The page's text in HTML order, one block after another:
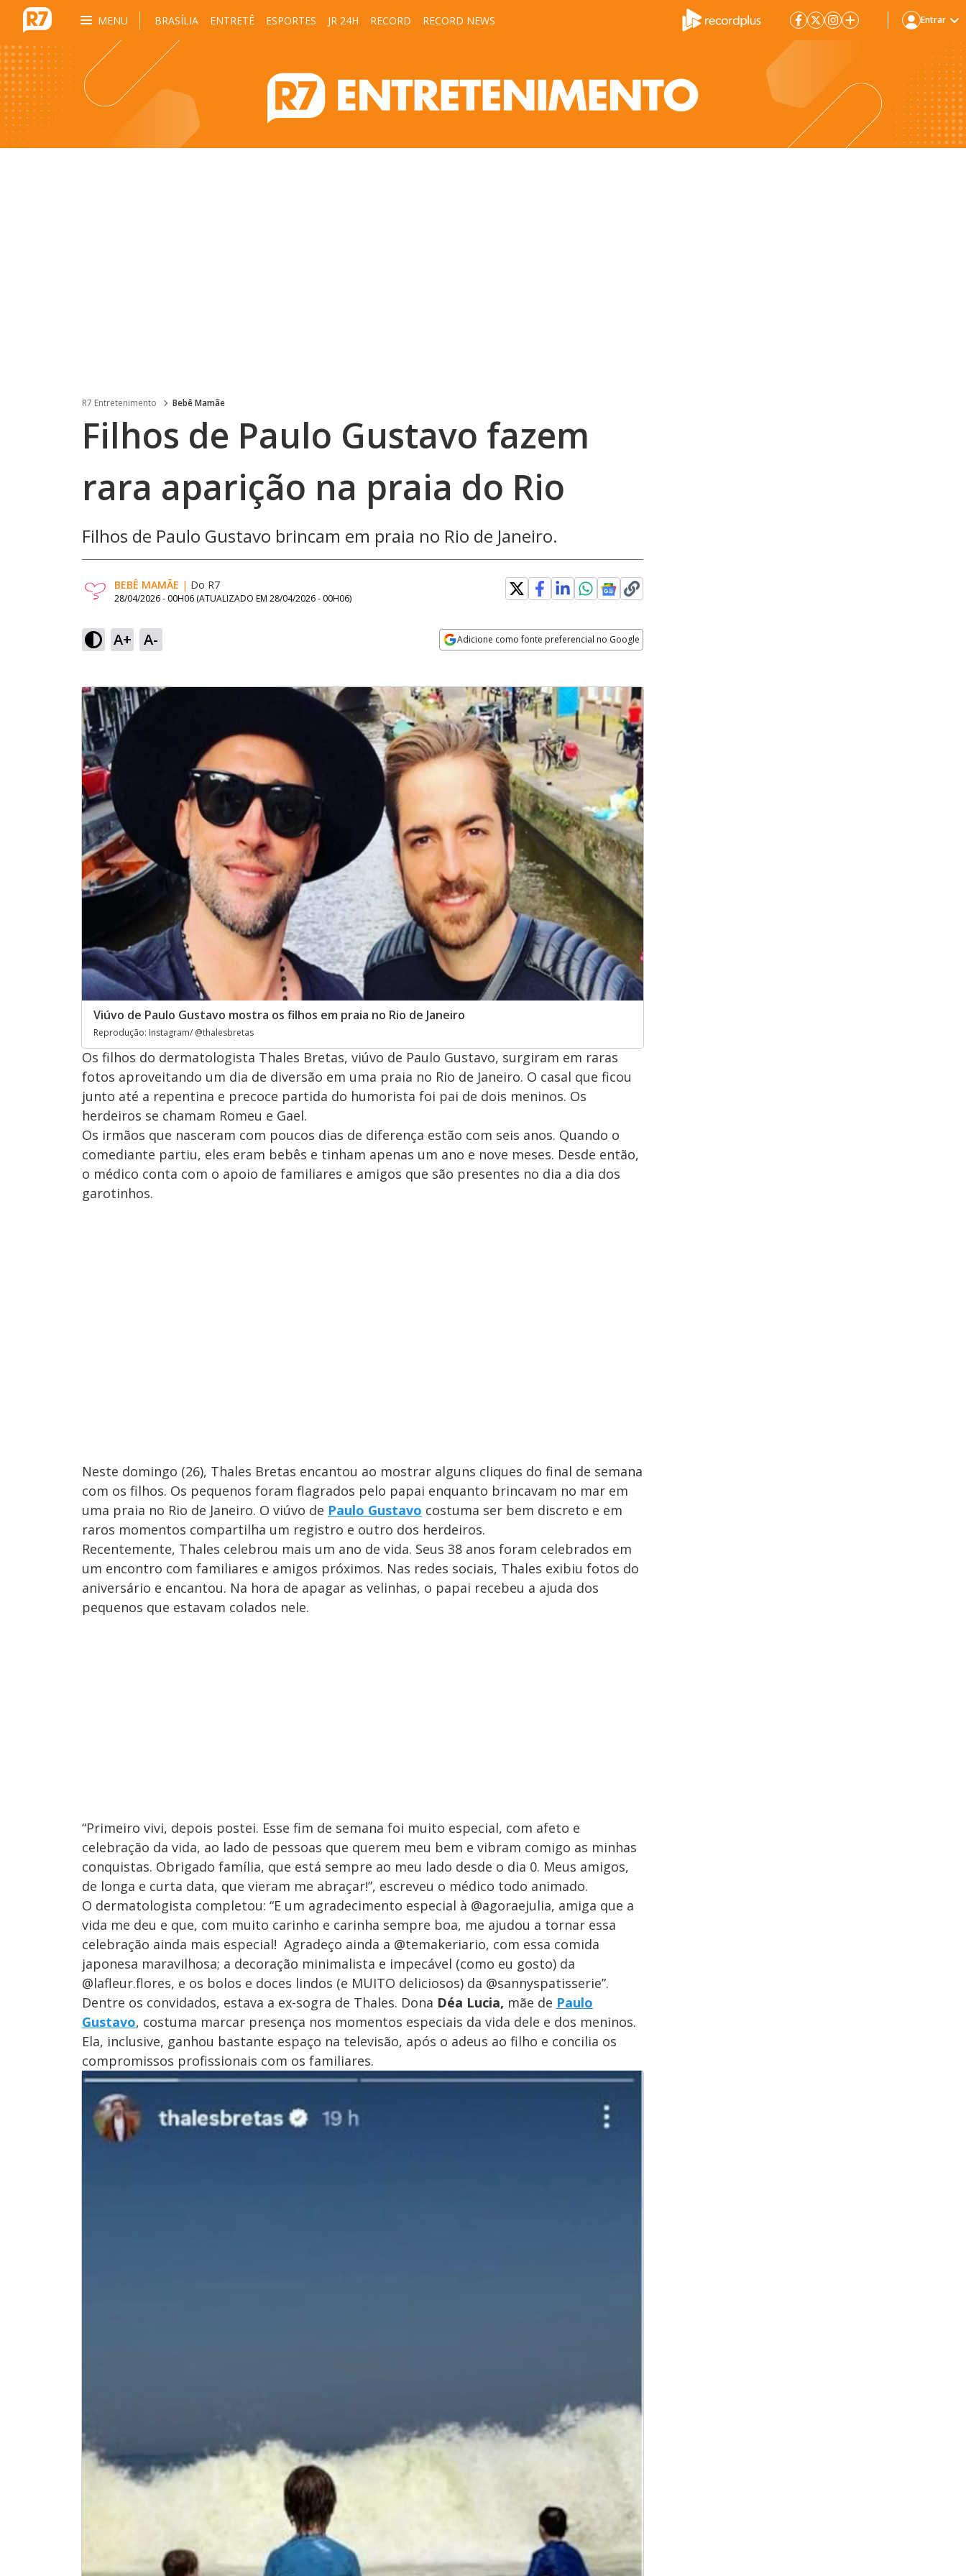
MENU BRASÍLIA ENTRETÊ ESPORTES JR 24H RECORD RECORD NEWS Entrar
R7 Entretenimento Bebê Mamãe
Filhos de Paulo Gustavo fazem
rara aparição na praia do Rio
Filhos de Paulo Gustavo brincam em praia no Rio de Janeiro.
BEBÊ MAMÃE | Do R7
28/04/2026 - 00H06 (ATUALIZADO EM 28/04/2026 - 00H06)
A+ A- Adicione como fonte preferencial no Google
Viúvo de Paulo Gustavo mostra os filhos em praia no Rio de Janeiro
Reprodução: Instagram/ @thalesbretas
Os filhos do dermatologista Thales Bretas, viúvo de Paulo Gustavo, surgiram em raras
fotos aproveitando um dia de diversão em uma praia no Rio de Janeiro. O casal que ficou
junto até a repentina e precoce partida do humorista foi pai de dois meninos. Os
herdeiros se chamam Romeu e Gael.
Os irmãos que nasceram com poucos dias de diferença estão com seis anos. Quando o
comediante partiu, eles eram bebês e tinham apenas um ano e nove meses. Desde então,
o médico conta com o apoio de familiares e amigos que são presentes no dia a dia dos
garotinhos.
Neste domingo (26), Thales Bretas encantou ao mostrar alguns cliques do final de semana
com os filhos. Os pequenos foram flagrados pelo papai enquanto brincavam no mar em
uma praia no Rio de Janeiro. O viúvo de Paulo Gustavo costuma ser bem discreto e em
raros momentos compartilha um registro e outro dos herdeiros.
Recentemente, Thales celebrou mais um ano de vida. Seus 38 anos foram celebrados em
um encontro com familiares e amigos próximos. Nas redes sociais, Thales exibiu fotos do
aniversário e encantou. Na hora de apagar as velinhas, o papai recebeu a ajuda dos
pequenos que estavam colados nele.
“Primeiro vivi, depois postei. Esse fim de semana foi muito especial, com afeto e
celebração da vida, ao lado de pessoas que querem meu bem e vibram comigo as minhas
conquistas. Obrigado família, que está sempre ao meu lado desde o dia 0. Meus amigos,
de longa e curta data, que vieram me abraçar!”, escreveu o médico todo animado.
O dermatologista completou: “E um agradecimento especial à @agoraejulia, amiga que a
vida me deu e que, com muito carinho e carinha sempre boa, me ajudou a tornar essa
celebração ainda mais especial! Agradeço ainda a @temakeriario, com essa comida
japonesa maravilhosa; a decoração minimalista e impecável (como eu gosto) da
@lafleur.flores, e os bolos e doces lindos (e MUITO deliciosos) da @sannyspatisserie”.
Dentre os convidados, estava a ex-sogra de Thales. Dona Déa Lucia, mãe de Paulo
Gustavo, costuma marcar presença nos momentos especiais da vida dele e dos meninos.
Ela, inclusive, ganhou bastante espaço na televisão, após o adeus ao filho e concilia os
compromissos profissionais com os familiares.